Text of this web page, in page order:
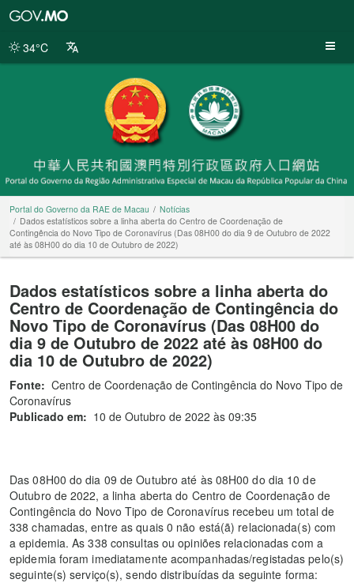
da
34°C
Portal do Governo da RAE de Macau
Notícias
Dados estatísticos sobre a linha aberta do Centro de Coordenação de
Contingência do Novo Tipo de Coronavírus (Das 08H00 do dia 9 de Outubro de 2022
até às 08H00 do dia 10 de Outubro de 2022)
Dados estatísticos sobre a linha aberta do
Centro de Coordenação de Contingência do
Novo Tipo de Coronavírus (Das 08H00 do
dia 9 de Outubro de 2022 até às 08H00 do
dia 10 de Outubro de 2022)
Fonte: Centro de Coordenação de Contingência do Novo Tipo de
Coronavírus
Publicado em: 10 de Outubro de 2022 às 09:35
Das 08H00 do dia 09 de Outubro até às 08H00 do dia 10 de
Outubro de 2022, a linha aberta do Centro de Coordenação de
Contingência do Novo Tipo de Coronavírus recebeu um total de
338 chamadas, entre as quais 0 não está(ã) relacionada(s) com
a epidemia. As 338 consultas ou opiniões relacionadas com a
epidemia foram imediatamente acompanhadas/registadas pelo(s)
seguinte(s) serviço(s), sendo distribuídas da seguinte forma: